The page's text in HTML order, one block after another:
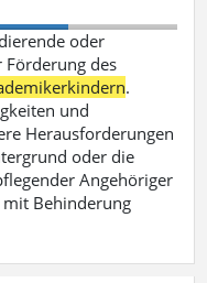
oder
Förderung des
.
und
Herausforderungen
oder die
Angehöriger
Behinderung